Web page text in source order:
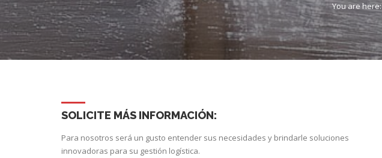
You are here:
SOLICITE MÁS INFORMACIÓN:
Para nosotros será un gusto entender sus necesidades y brindarle soluciones
innovadoras para su gestión logística.